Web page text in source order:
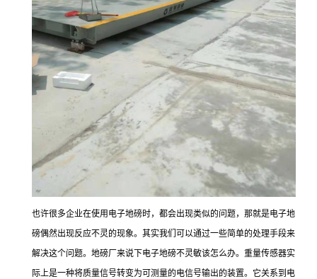
也许很多企业在使用电子地磅时，都会出现类似的问题，那就是电子地
磅偶然出现反应不灵的现象。其实我们可以通过一些简单的处理手段来
解决这个问题。地磅厂来说下电子地磅不灵敏该怎么办。重量传感器实
际上是一种将质量信号转变为可测量的电信号输出的装置。它关系到电